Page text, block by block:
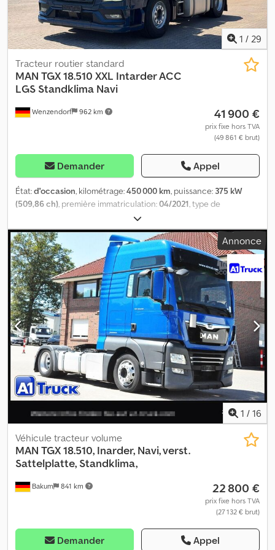
1 / 29
Wenzendorf 962 km
Tracteur routier standard
MAN TGX 18.510 XXL Intarder ACC
LGS Standklima Navi
41 900 €
prix fixe hors TVA
(49 861 € brut)
Demander Appel
État:d'occasion, kilométrage:450 000 km, puissance: 375 kW
(509,86 ch) , première immatriculation:04/2021 , type de
18 000 kg
essieux, freins:retardeur, couleur:bleu, type d'engrenage:
automatique
, classe d'émission:Euro 6, Année de construction:
2021, Équipement:
ABS, chauffage de stationnement,
climatisation, programme électronique de stabilité (ESP),
système de navigation, MAN TGX 18.510 4x2 tracteur routier, Euro
6D, boîte automatique, ralentisseur, ACC (régulateur de vitesse
adaptatif), LGS (assistant de maintien de voie), avertisseur de
collision, assistant d’angle mort, cabine XXL avec 2 couchettes,
déflecteurs de toit et latéraux, 2 réservoirs de 580 L (1160 L au
total), suspension à lames et pneumatique, climatisation
autonome, climatisation automatique, chauffage stationnaire,
compartiment réfrigéré, phares au xénon, navigation,
infotainment, Apple CarPlay, vitres électriques. 1ère main. Dodpfx
Aozth R Isk Uewa
Annonce
1 / 16
Bakum 841 km
Véhicule tracteur volume
MAN TGX 18.510, Inarder, Navi, verst.
Sattelplatte, Standklima,
22 800 €
prix fixe hors TVA
(27 132 € brut)
Demander Appel